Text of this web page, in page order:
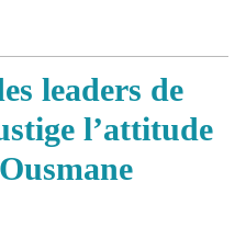
leaders de
l’attitude